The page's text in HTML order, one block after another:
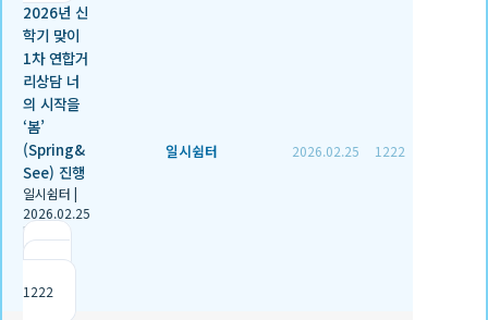
2026년 신
학기 맞이
1차 연합거
리상담 너
의 시작을
‘봄’
(Spring&
See) 진행
일시쉼터 |
2026.02.25
|
1222
일시쉼터 2026.02.25 1222